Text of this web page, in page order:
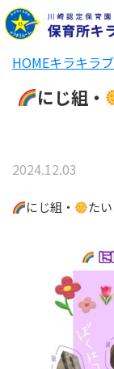
HOMEキラキラ
にじ組・
2024.12.03
にじ組・ た